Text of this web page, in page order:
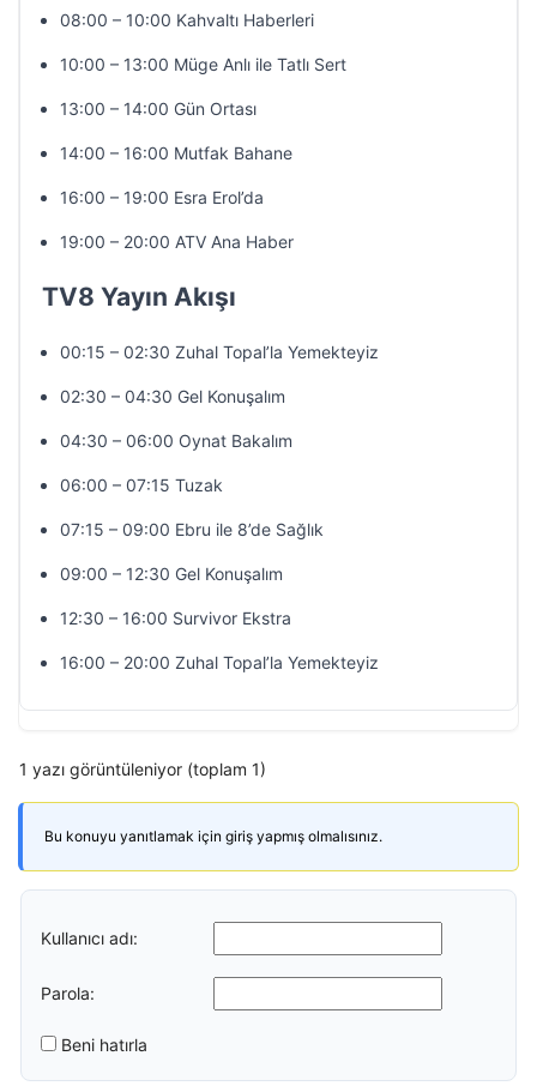
08:00 – 10:00 Kahvaltı Haberleri
10:00 – 13:00 Müge Anlı ile Tatlı Sert
13:00 – 14:00 Gün Ortası
14:00 – 16:00 Mutfak Bahane
16:00 – 19:00 Esra Erol’da
19:00 – 20:00 ATV Ana Haber
TV8 Yayın Akışı
00:15 – 02:30 Zuhal Topal’la Yemekteyiz
02:30 – 04:30 Gel Konuşalım
04:30 – 06:00 Oynat Bakalım
06:00 – 07:15 Tuzak
07:15 – 09:00 Ebru ile 8’de Sağlık
09:00 – 12:30 Gel Konuşalım
12:30 – 16:00 Survivor Ekstra
16:00 – 20:00 Zuhal Topal’la Yemekteyiz
1 yazı görüntüleniyor (toplam 1)
Bu konuyu yanıtlamak için giriş yapmış olmalısınız.
Kullanıcı adı:
Parola:
Beni hatırla